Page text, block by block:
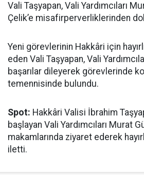
Vali Taşyapan, Vali Yardımcıları
Çelik’e misafirperverliklerinden
Yeni görevlerinin Hakkâri için
eden Vali Taşyapan, Vali
başarılar dileyerek görevlerinde
temennisinde bulundu.
Spot: Hakkâri Valisi İbrahim
başlayan Vali Yardımcıları Murat
makamlarında ziyaret ederek
iletti.